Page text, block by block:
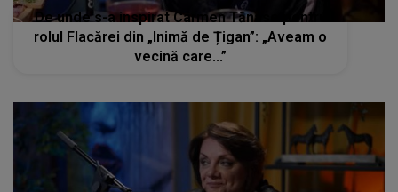
De unde s-a inspirat Carmen Tănase pentru
rolul Flacărei din „Inimă de Țigan”: „Aveam o
vecină care...”